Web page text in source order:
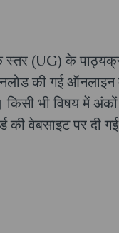
(UG) के
की गई ऑनलाइन
किसी भी विषय में
की वेबसाइट पर दी